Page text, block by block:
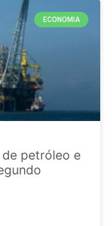
ECONOMIA
petróleo e